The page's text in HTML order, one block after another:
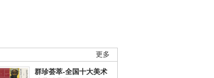
更多
群珍荟萃-全国十大美术